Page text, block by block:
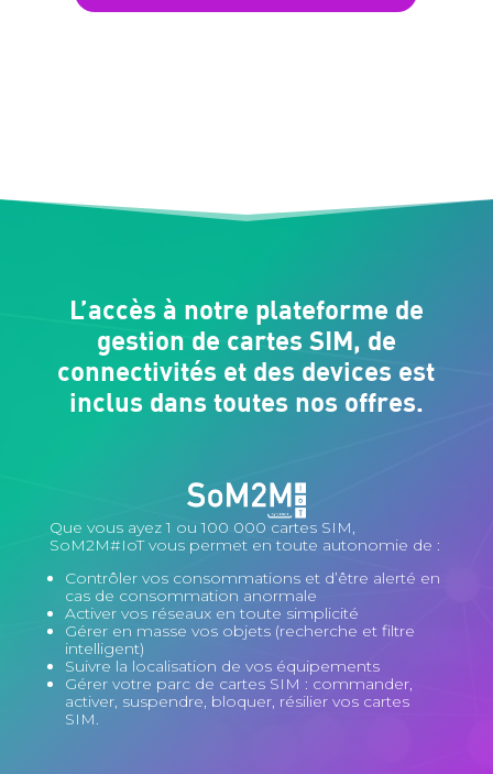
L’accès à notre plateforme de
gestion de cartes SIM, de
connectivités et des devices est
inclus dans toutes nos offres.
Que vous ayez 1 ou 100 000 cartes SIM,
SoM2M#IoT vous permet en toute autonomie de :
Contrôler vos consommations et d’être alerté en
cas de consommation anormale
Activer vos réseaux en toute simplicité
Gérer en masse vos objets (recherche et filtre
intelligent)
Suivre la localisation de vos équipements
Gérer votre parc de cartes SIM : commander,
activer, suspendre, bloquer, résilier vos cartes
SIM.